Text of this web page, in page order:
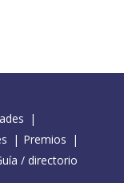
Premios
/ directorio